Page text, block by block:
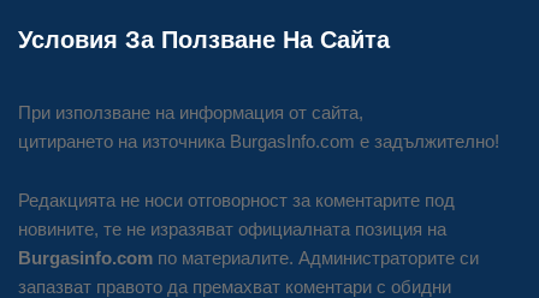
Условия За Ползване На Сайта
При използване на информация от сайта,
цитирането на източника BurgasInfo.com е задължително!
Редакцията не носи отговорност за коментарите под
новините, те не изразяват официалната позиция на
Burgasinfo.com по материалите. Администраторите си
запазват правото да премахват коментари с обидни